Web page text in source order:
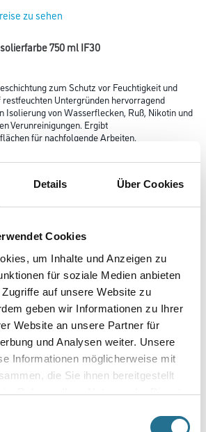
Details Über Cookies
Cookies
um Inhalte und Anzeigen zu
für soziale Medien anbieten
auf unsere Website zu
geben wir Informationen zu Ihrer
Website an unsere Partner für
und Analysen weiter. Unsere
Informationen möglicherweise mit
die Sie ihnen bereitgestellt
Rahmen Ihrer Nutzung der Dienste
zu sehen
750 ml IF30
zum Schutz vor Feuchtigkeit und
Untergründen hervorragend
Isolierung von Wasserflecken, Ruß, Nikotin und
Verunreinigungen. Ergibt
für nachfolgende Arbeiten.